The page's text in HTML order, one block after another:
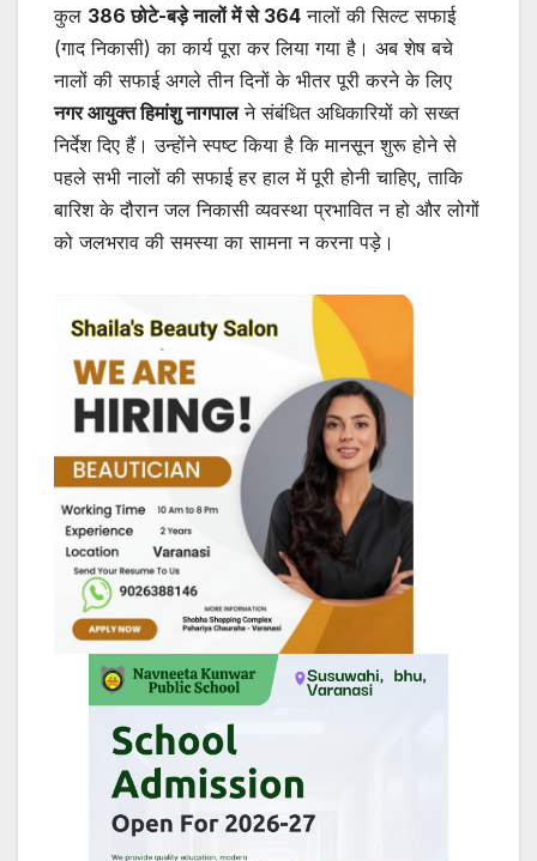
कुल 386 छोटे-बड़े नालों में से 364 नालों की सिल्ट सफाई
(गाद निकासी) का कार्य पूरा कर लिया गया है। अब शेष बचे
नालों की सफाई अगले तीन दिनों के भीतर पूरी करने के लिए
नगर आयुक्त हिमांशु नागपालने संबंधित अधिकारियों को सख्त
निर्देश दिए हैं। उन्होंने स्पष्ट किया है कि मानसून शुरू होने से
पहले सभी नालों की सफाई हर हाल में पूरी होनी चाहिए, ताकि
बारिश के दौरान जल निकासी व्यवस्था प्रभावित न हो और लोगों
को जलभराव की समस्या का सामना न करना पड़े।